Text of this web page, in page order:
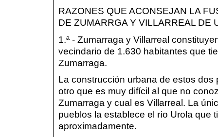
RAZONES QUE ACONSEJAN LA
DE ZUMARRGA Y VILLARREAL DE
1.ª - Zumarraga y Villarreal
vecindario de 1.630 habitantes que
Zumarraga.
La construcción urbana de estos
otro que es muy difícil al que no
Zumarraga y cual es Villarreal. La
pueblos la establece el río Urola que
aproximadamente.